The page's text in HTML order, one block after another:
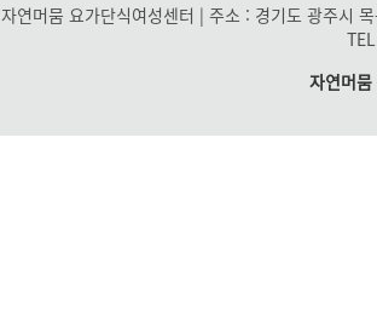
자연머뭄 요가단식여성센터 | 주소 : 경기도 광주시
자연머뭄